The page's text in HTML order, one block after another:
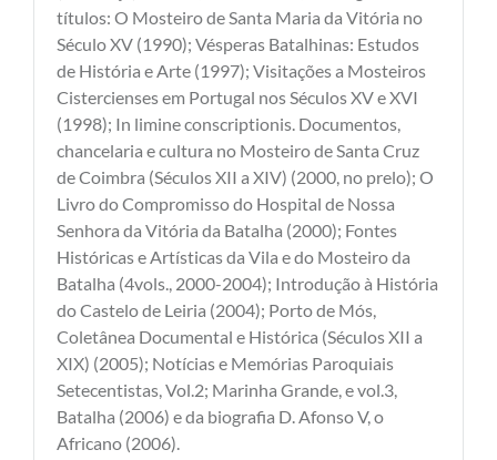
títulos: O Mosteiro de Santa Maria da Vitória no
Século XV (1990); Vésperas Batalhinas: Estudos
de História e Arte (1997); Visitações a Mosteiros
Cistercienses em Portugal nos Séculos XV e XVI
(1998); In limine conscriptionis. Documentos,
chancelaria e cultura no Mosteiro de Santa Cruz
de Coimbra (Séculos XII a XIV) (2000, no prelo); O
Livro do Compromisso do Hospital de Nossa
Senhora da Vitória da Batalha (2000); Fontes
Históricas e Artísticas da Vila e do Mosteiro da
Batalha (4vols., 2000-2004); Introdução à História
do Castelo de Leiria (2004); Porto de Mós,
Coletânea Documental e Histórica (Séculos XII a
XIX) (2005); Notícias e Memórias Paroquiais
Setecentistas, Vol.2; Marinha Grande, e vol.3,
Batalha (2006) e da biografia D. Afonso V, o
Africano (2006).